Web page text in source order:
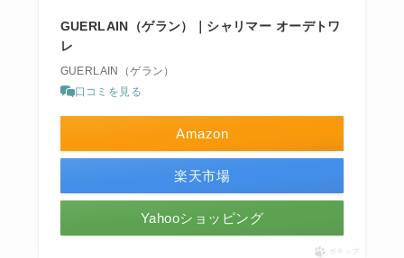
GUERLAIN（ゲラン）｜シャリマー オーデトワ
レ
GUERLAIN（ゲラン）
口コミを見る
Amazon
楽天市場
Yahooショッピング
ポチップ